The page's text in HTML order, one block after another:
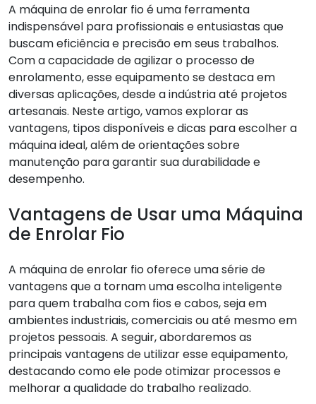
A máquina de enrolar fio é uma ferramenta
indispensável para profissionais e entusiastas que
buscam eficiência e precisão em seus trabalhos.
Com a capacidade de agilizar o processo de
enrolamento, esse equipamento se destaca em
diversas aplicações, desde a indústria até projetos
artesanais. Neste artigo, vamos explorar as
vantagens, tipos disponíveis e dicas para escolher a
máquina ideal, além de orientações sobre
manutenção para garantir sua durabilidade e
desempenho.
Vantagens de Usar uma Máquina
de Enrolar Fio
A máquina de enrolar fio oferece uma série de
vantagens que a tornam uma escolha inteligente
para quem trabalha com fios e cabos, seja em
ambientes industriais, comerciais ou até mesmo em
projetos pessoais. A seguir, abordaremos as
principais vantagens de utilizar esse equipamento,
destacando como ele pode otimizar processos e
melhorar a qualidade do trabalho realizado.